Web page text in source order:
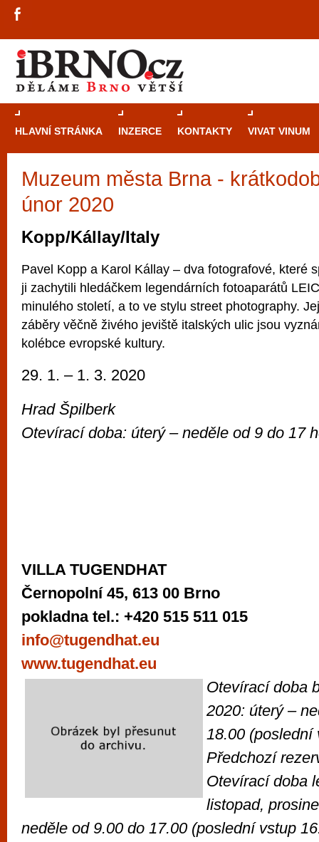
HLAVNÍ STRÁNKA INZERCE KONTAKTY VIVAT VINUM
Muzeum města Brna -
únor 2020
Kopp/Kállay/Italy
Pavel Kopp a Karol Kállay – dva fotografové, které
ji zachytili hledáčkem legendárních fotoaparátů
minulého století, a to ve stylu street photography.
záběry věčně živého jeviště italských ulic jsou
kolébce evropské kultury.
29. 1. – 1. 3. 2020
Hrad Špilberk
Otevírací doba: úterý – neděle od 9 do 17
VILLA TUGENDHAT
Černopolní 45, 613 00 Brno
pokladna tel.: +420 515 511 015
info@tugendhat.eu
www.tugendhat.eu
Otevírací doba
2020: úterý –
18.00 (poslední
Předchozí
Otevírací doba
listopad,
neděle od 9.00 do 17.00 (poslední vstup
Průvodce
zajímavé
restaurace,
Mimo jiné je ale také místem, kde si
vyzkoušet různé kasinové hry. V
metropoli naleznete širokou nabídku her
po moderní automaty jak pro pravidelné